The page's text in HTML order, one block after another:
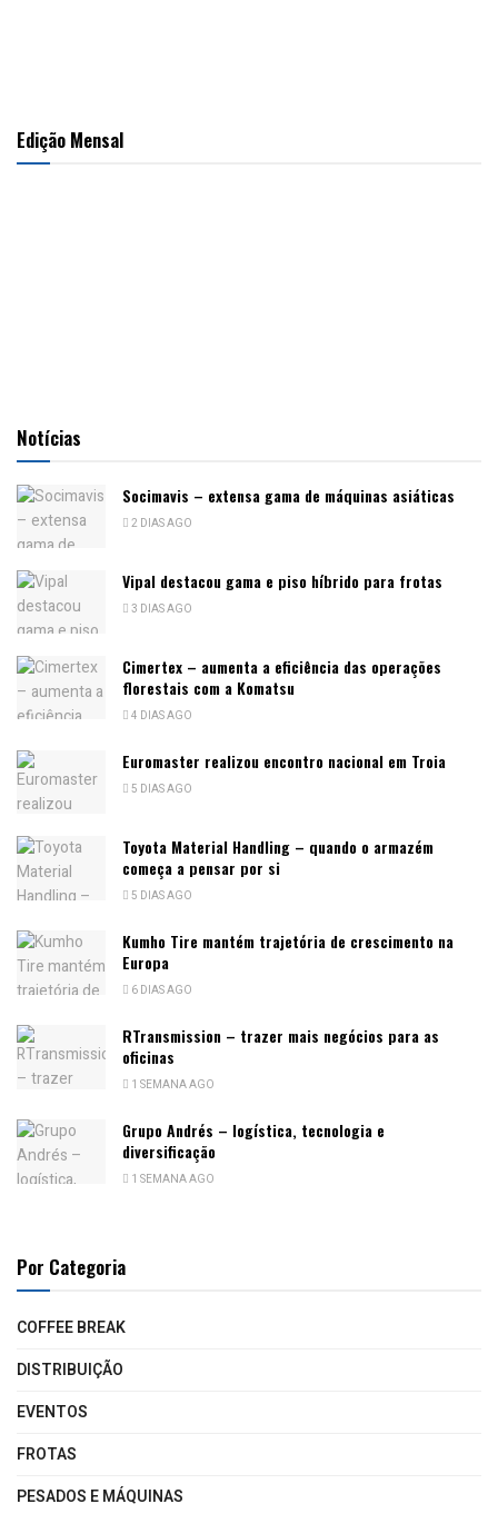
Edição Mensal
Notícias
Socimavis – extensa gama de máquinas asiáticas
2 DIAS AGO
Vipal destacou gama e piso híbrido para frotas
3 DIAS AGO
Cimertex – aumenta a eficiência das operações
florestais com a Komatsu
4 DIAS AGO
Euromaster realizou encontro nacional em Troia
5 DIAS AGO
Toyota Material Handling – quando o armazém
começa a pensar por si
5 DIAS AGO
Kumho Tire mantém trajetória de crescimento na
Europa
6 DIAS AGO
RTransmission – trazer mais negócios para as
oficinas
1 SEMANA AGO
Grupo Andrés – logística, tecnologia e
diversificação
1 SEMANA AGO
Por Categoria
COFFEE BREAK
DISTRIBUIÇÃO
EVENTOS
FROTAS
PESADOS E MÁQUINAS